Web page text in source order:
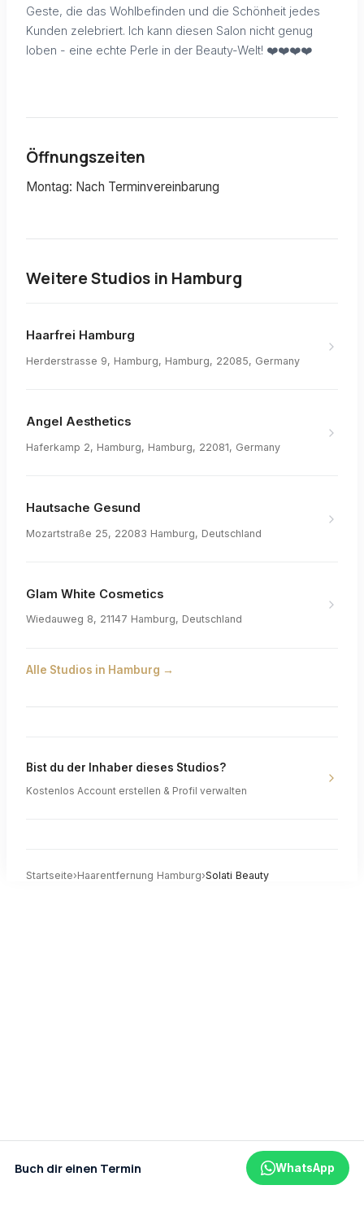
Geste, die das Wohlbefinden und die Schönheit jedes
Kunden zelebriert. Ich kann diesen Salon nicht genug
loben - eine echte Perle in der Beauty-Welt! ❤️❤️❤️❤️
Öffnungszeiten
Montag: Nach Terminvereinbarung
Weitere Studios in Hamburg
Haarfrei Hamburg
Herderstrasse 9, Hamburg, Hamburg, 22085, Germany
Angel Aesthetics
Haferkamp 2, Hamburg, Hamburg, 22081, Germany
Hautsache Gesund
Mozartstraße 25, 22083 Hamburg, Deutschland
Glam White Cosmetics
Wiedauweg 8, 21147 Hamburg, Deutschland
Alle Studios in Hamburg →
Bist du der Inhaber dieses Studios?
Kostenlos Account erstellen & Profil verwalten
Startseite›Haarentfernung Hamburg›Solati Beauty
Buch dir einen Termin WhatsApp